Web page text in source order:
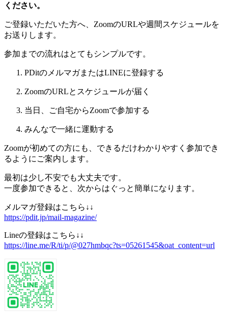
ください。
ご登録いただいた方へ、ZoomのURLや週間スケジュールを
お送りします。
参加までの流れはとてもシンプルです。
PDitのメルマガまたはLINEに登録する
ZoomのURLとスケジュールが届く
当日、ご自宅からZoomで参加する
みんなで一緒に運動する
Zoomが初めての方にも、できるだけわかりやすく参加でき
るようにご案内します。
最初は少し不安でも大丈夫です。
一度参加できると、次からはぐっと簡単になります。
メルマガ登録はこちら↓↓
https://pdit.jp/mail-magazine/
Lineの登録はこちら↓↓
https://line.me/R/ti/p/@027hmbqc?ts=05261545&oat_content=url